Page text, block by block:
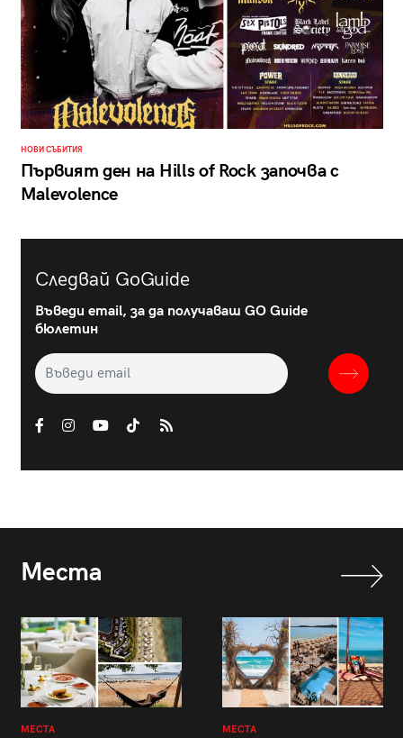
НОВИ СЪБИТИЯ
Първият ден на Hills of Rock започва с
Malevolence
Следвай GoGuide
Въведи email, за да получаваш GO Guide
бюлетин
Места
МЕСТА МЕСТА